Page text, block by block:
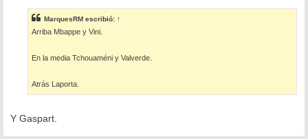
s
a
j
MarquesRM escribió: ↑
Arriba Mbappe y Vini.
En la media Tchouaméni y Valverde.
Atrás Laporta.
Y Gaspart.